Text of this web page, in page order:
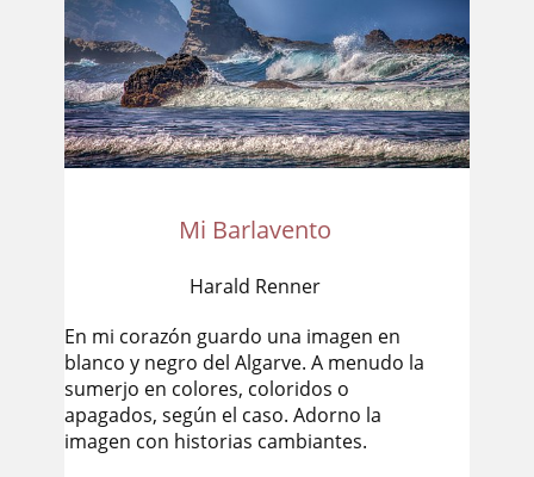
Mi Barlavento
Harald Renner
En mi corazón guardo una imagen en
blanco y negro del Algarve. A menudo la
sumerjo en colores, coloridos o
apagados, según el caso. Adorno la
imagen con historias cambiantes.